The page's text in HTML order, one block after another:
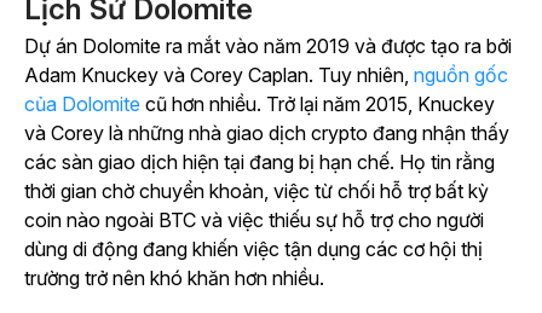
Lịch Sử Dolomite
Dự án Dolomite ra mắt vào năm 2019 và được tạo ra bởi
Adam Knuckey và Corey Caplan. Tuy nhiên, nguồn gốc
của Dolomite cũ hơn nhiều. Trở lại năm 2015, Knuckey
và Corey là những nhà giao dịch crypto đang nhận thấy
các sàn giao dịch hiện tại đang bị hạn chế. Họ tin rằng
thời gian chờ chuyển khoản, việc từ chối hỗ trợ bất kỳ
coin nào ngoài BTC và việc thiếu sự hỗ trợ cho người
dùng di động đang khiến việc tận dụng các cơ hội thị
trường trở nên khó khăn hơn nhiều.